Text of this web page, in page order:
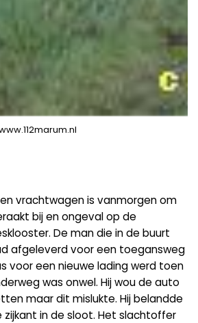
vrachtwagen is vanmorgen om
bij en ongeval op de
De man die in de buurt
afgeleverd voor een toegansweg
voor een nieuwe lading werd toen
was onwel. Hij wou de auto
maar dit mislukte. Hij belandde
in de sloot. Het slachtoffer